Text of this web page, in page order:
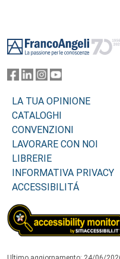
LA TUA OPINIONE
CATALOGHI
CONVENZIONI
LAVORARE CON NOI
LIBRERIE
INFORMATIVA PRIVACY
ACCESSIBILITÁ